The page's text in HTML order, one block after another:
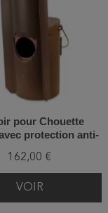
pour Chouette
protection anti-
(N°5 - 184/9)
162,00 €
VOIR